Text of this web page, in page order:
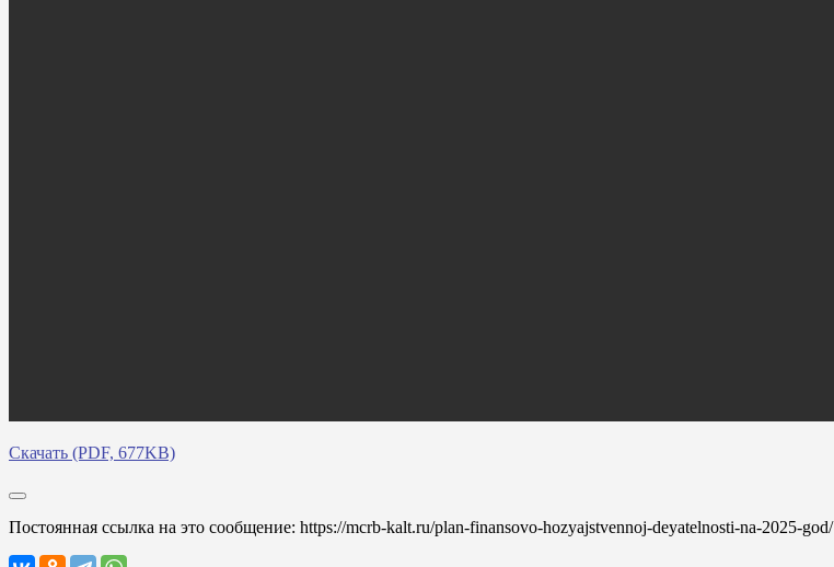
Скачать (PDF, 677KB)
Постоянная ссылка на это сообщение: https://mcrb-kalt.ru/plan-finansovo-hozyajstvennoj-deyatelnosti-na-2025-god/